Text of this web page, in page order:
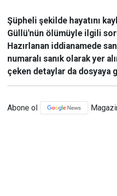
Şüpheli şekilde hayatını
Güllü'nün ölümüyle ilgili
Hazırlanan iddianamede
numaralı sanık olarak yer
çeken detaylar da dosyaya
Abone ol